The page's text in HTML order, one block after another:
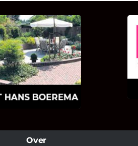
MET HANS
ontstaan is en
motiveert in de
en tegels!
Over